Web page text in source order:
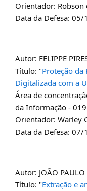
Orientador:
Data da Defesa:
Autor: FELIPPE
Título: "Proteção da
Digitalizada com a
Área de
da Informação -
Orientador: Warley
Data da Defesa:
Autor: JOÃO
Título: "Extração e